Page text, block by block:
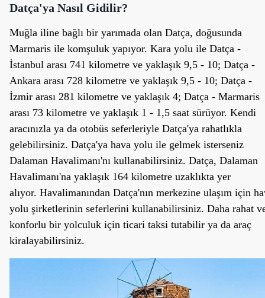
Datça'ya Nasıl Gidilir?
Muğla iline bağlı bir yarımada olan Datça, doğusunda
Marmaris ile komşuluk yapıyor. Kara yolu ile Datça -
İstanbul arası 741 kilometre ve yaklaşık 9,5 - 10; Datça -
Ankara arası 728 kilometre ve yaklaşık 9,5 - 10; Datça -
İzmir arası 281 kilometre ve yaklaşık 4; Datça - Marmaris
arası 73 kilometre ve yaklaşık 1 - 1,5 saat sürüyor. Kendi
aracınızla ya da otobüs seferleriyle Datça'ya rahatlıkla
gelebilirsiniz. Datça'ya hava yolu ile gelmek isterseniz
Dalaman Havalimanı'nı kullanabilirsiniz. Datça, Dalaman
Havalimanı'na yaklaşık 164 kilometre uzaklıkta yer
alıyor. Havalimanından Datça'nın merkezine ulaşım için
yolu şirketlerinin seferlerini kullanabilirsiniz. Daha rahat
konforlu bir yolculuk için ticari taksi tutabilir ya da araç
kiralayabilirsiniz.